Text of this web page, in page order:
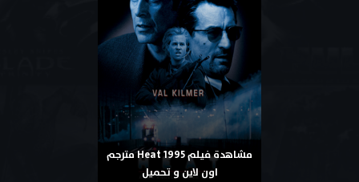
مشاهدة فيلم Heat 1995 مترجم
اون لاين و تحميل